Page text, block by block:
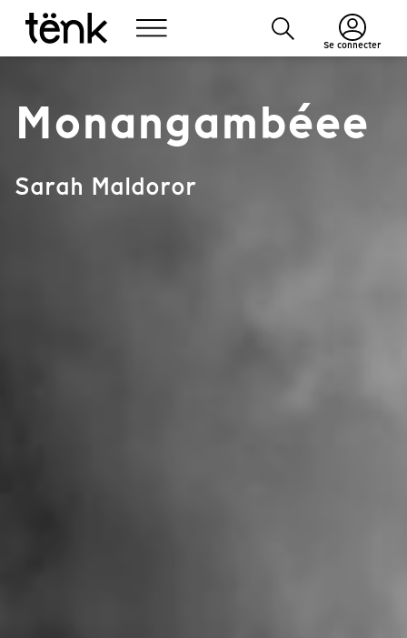
Se connecter
Monangambéee
Sarah Maldoror